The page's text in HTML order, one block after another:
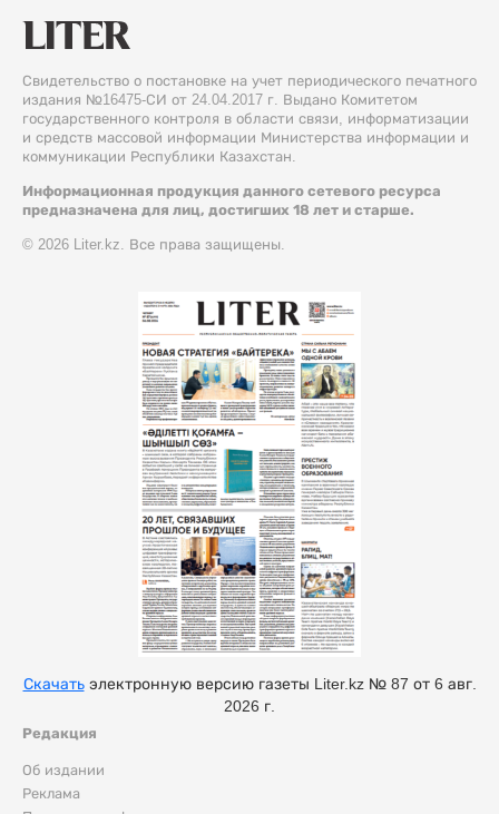
Свидетельство о постановке на учет периодического печатного
издания №16475-СИ от 24.04.2017 г. Выдано Комитетом
государственного контроля в области связи, информатизации
и средств массовой информации Министерства информации и
коммуникации Республики Казахстан.
Информационная продукция данного сетевого ресурса
предназначена для лиц, достигших 18 лет и старше.
© 2026 Liter.kz. Все права защищены.
Редакция
Об издании
Реклама
Скачатьэлектронную версию газеты Liter.kz № 87 от 6 авг.
2026 г.